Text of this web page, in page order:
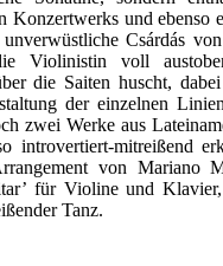
Konzertwerks und ebenso
Csárdás
Violinistin voll
die Saiten huscht,
der einzelnen
zwei Werke aus
introvertiert-mitreißend
von Mariano
für Violine und
Tanz.